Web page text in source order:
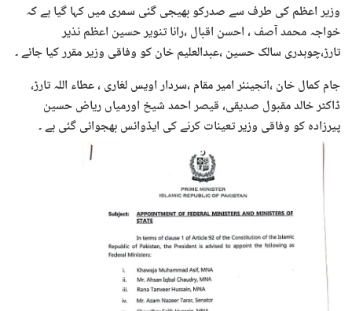
وزیر اعظم کی طرف سے صدرکو بھیجی گئی سمری میں کہا گیا ہے کہ
خواجہ محمد آصف ، احسن اقبال ،رانا تنویر حسین اعظم نذیر
تارڑ،چوہدری سالک حسین ،عبدالعلیم خان کو وفاقی وزیر مقرر کیا جائے ۔
جام کمال خان ،انجینئر امیر مقام ،سردار اویس لغاری ، عطاء اللہ تارڑ،
ڈاکٹر خالد مقبول صدیقی، قیصر احمد شیخ اورمیاں ریاض حسین
پیرزادہ کو وفاقی وزیر تعینات کرنے کی ایڈوائس بھجوائی گئی ہے ۔